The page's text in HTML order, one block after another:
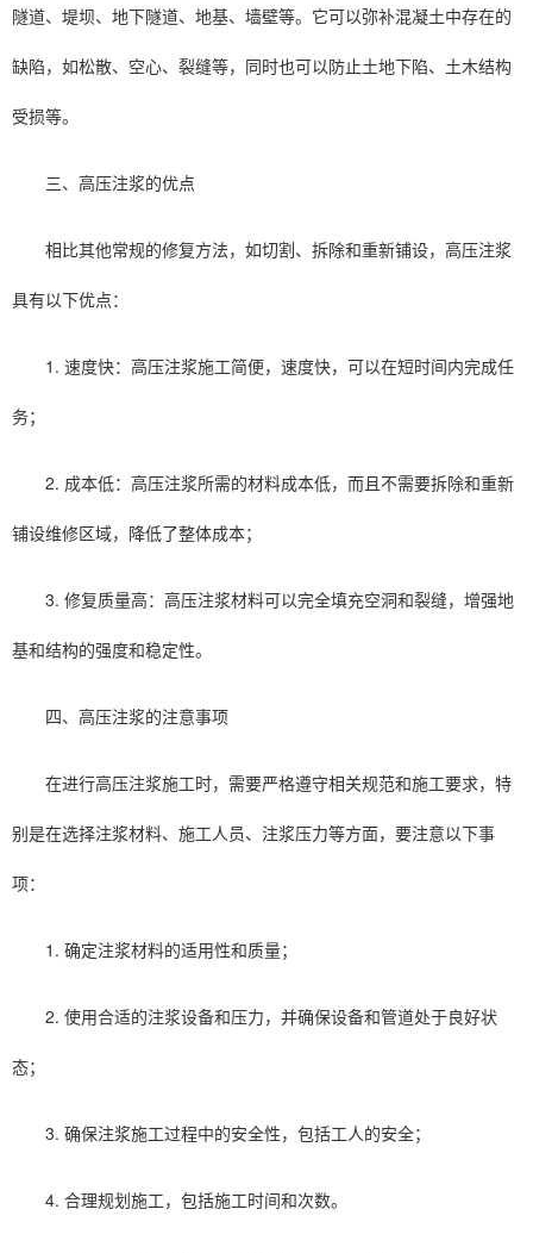
隧道、堤坝、地下隧道、地基、墙壁等。它可以弥补混凝土中存在的
缺陷，如松散、空心、裂缝等，同时也可以防止土地下陷、土木结构
受损等。
三、高压注浆的优点
相比其他常规的修复方法，如切割、拆除和重新铺设，高压注浆
具有以下优点：
1. 速度快：高压注浆施工简便，速度快，可以在短时间内完成任
务；
2. 成本低：高压注浆所需的材料成本低，而且不需要拆除和重新
铺设维修区域，降低了整体成本；
3. 修复质量高：高压注浆材料可以完全填充空洞和裂缝，增强地
基和结构的强度和稳定性。
四、高压注浆的注意事项
在进行高压注浆施工时，需要严格遵守相关规范和施工要求，特
别是在选择注浆材料、施工人员、注浆压力等方面，要注意以下事
项：
1. 确定注浆材料的适用性和质量；
2. 使用合适的注浆设备和压力，并确保设备和管道处于良好状
态；
3. 确保注浆施工过程中的安全性，包括工人的安全；
4. 合理规划施工，包括施工时间和次数。